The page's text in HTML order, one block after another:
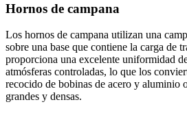
Hornos de campana
Los hornos de campana utilizan una
sobre una base que contiene la carga de
proporciona una excelente uniformidad
atmósferas controladas, lo que los
recocido de bobinas de acero y aluminio
grandes y densas.